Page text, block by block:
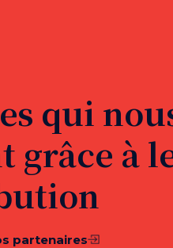
qui
grâce à
partenaires